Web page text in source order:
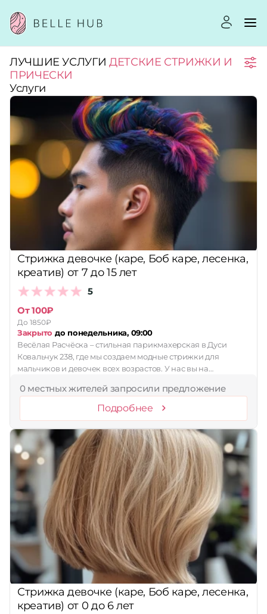
Город:
Услуги:
Рейтинг:
Стоимость услуг:
Принимает сертификаты
ЛУЧШИЕ УСЛУГИ ДЕТСКИЕ СТРИЖКИ И
ПРИЧЕСКИ
Услуги
Стрижка девочке (каре, Боб каре, лесенка,
креатив) от 7 до 15 лет
5
От 100₽
До 1850₽
Закрыто до понедельника, 09:00
Весëлая Расчëска – стильная парикмахерская в Дуси
Ковальчук 238, где мы создаем модные стрижки для
мальчиков и девочек всех возрастов. У нас вы на…
0 местных жителей запросили предложение
Подробнее
Стрижка девочке (каре, Боб каре, лесенка,
креатив) от 0 до 6 лет